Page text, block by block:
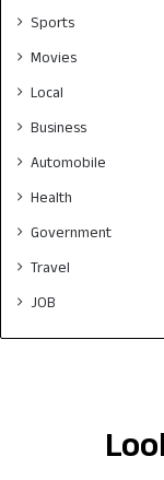
Sports
Movies
Local
Business
Automobile
Health
Government
Travel
JOB